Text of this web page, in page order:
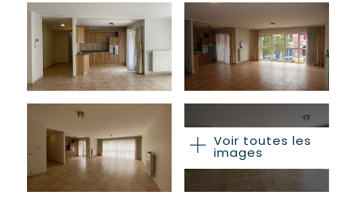
Voir toutes les
images